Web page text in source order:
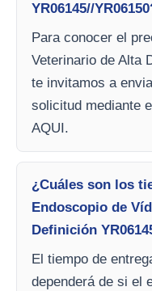
YR06145//
Para conocer el
Veterinario de Alta
te invitamos a
solicitud mediante
AQUI.
¿Cuáles son los
Endoscopio de
Definición
El tiempo de
dependerá de si el